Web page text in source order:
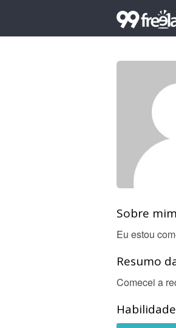
Sobre
Eu estou
Resumo
Comecei a